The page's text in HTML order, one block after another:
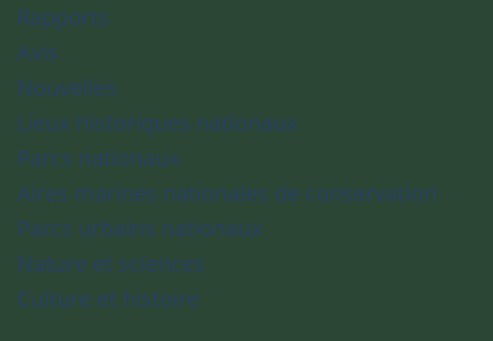
Rapports
Avis
Nouvelles
Lieux historiques nationaux
Parcs nationaux
Aires marines nationales de conservation
Parcs urbains nationaux
Nature et sciences
Culture et histoire